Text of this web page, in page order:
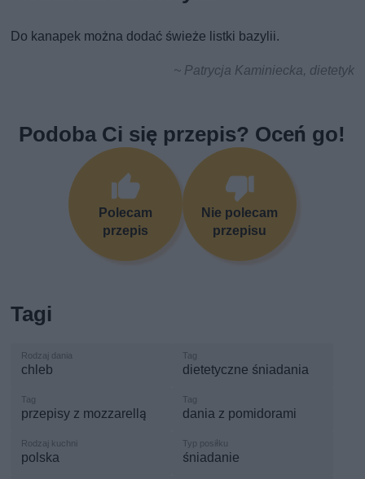
Do kanapek można dodać świeże listki bazylii.
~ Patrycja Kaminiecka, dietetyk
Podoba Ci się przepis? Oceń go!
Polecam
przepis
Nie polecam
przepisu
Tagi
chleb dietetyczne śniadania
przepisy z mozzarellą dania z pomidorami
polska śniadanie